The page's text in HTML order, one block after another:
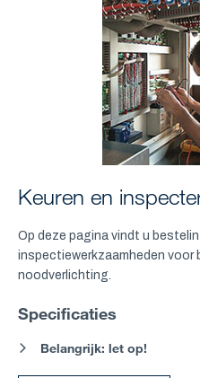
Keuren en
Op deze pagina vindt u
inspectiewerkzaamheden voor
noodverlichting.
Specificaties
Belangrijk: let op!